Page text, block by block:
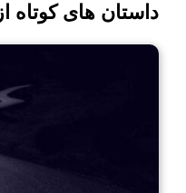
داستان های کوتاه